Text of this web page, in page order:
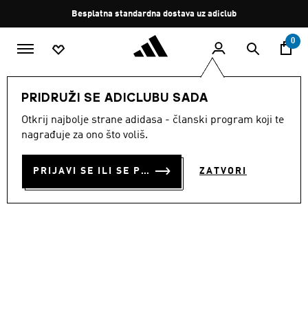
Zaustavi
rotaciju
Besplatna standardna dostava uz adiclub
0
PRIDRUŽI SE ADICLUBU SADA
Otkrij najbolje strane adidasa - članski program koji te
nagrađuje za ono što voliš.
PRIJAVI SE ILI SE PRIDRUŽI SADA ZATVORI
DOMAĆI DRES MEKSIKO 26
€ 100.00